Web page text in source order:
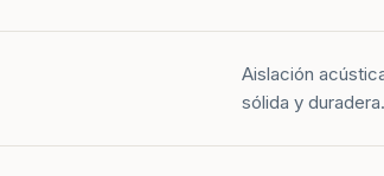
Aislación
sólida y duradera.